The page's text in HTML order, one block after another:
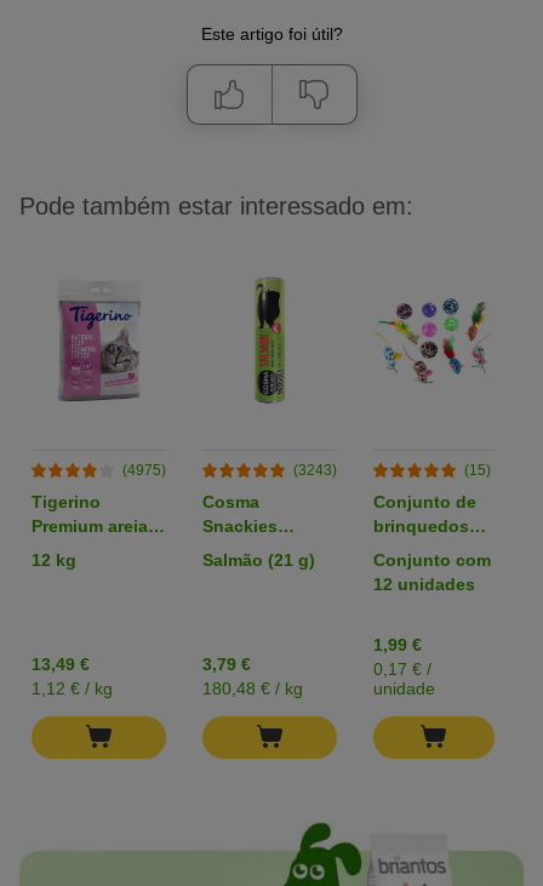
Este artigo foi útil?
Pode também estar interessado em:
(4975)
Tigerino
Premium areia
com aroma a
talco
12 kg
13,49 €
1,12 € / kg
(3243)
Cosma
Snackies
snacks
liofilizados para
Salmão (21 g)
3,79 €
180,48 € / kg
(15)
Conjunto de
brinquedos
com bolas e
ratos para
Conjunto com
12 unidades
1,99 €
0,17 € /
unidade